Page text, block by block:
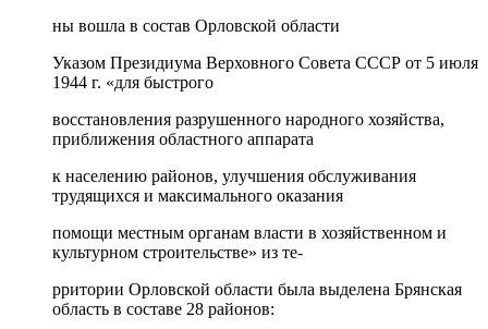
ны вошла в состав Орловской области
Указом Президиума Верховного Совета СССР от 5 июля
1944 г. «для быстрого
восстановления разрушенного народного хозяйства,
приближения областного аппарата
к населению районов, улучшения обслуживания
трудящихся и максимального оказания
помощи местным органам власти в хозяйственном и
культурном строительстве» из те-
рритории Орловской области была выделена Брянская
область в составе 28 районов: